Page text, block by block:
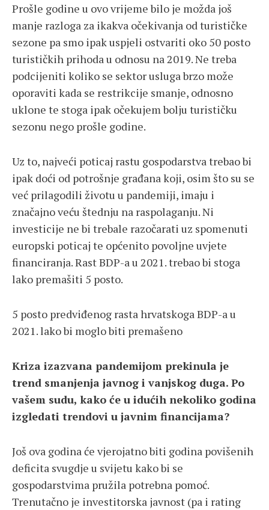
Prošle godine u ovo vrijeme bilo je možda još
manje razloga za ikakva očekivanja od turističke
sezone pa smo ipak uspjeli ostvariti oko 50 posto
turističkih prihoda u odnosu na 2019. Ne treba
podcijeniti koliko se sektor usluga brzo može
oporaviti kada se restrikcije smanje, odnosno
uklone te stoga ipak očekujem bolju turističku
sezonu nego prošle godine.
Uz to, najveći poticaj rastu gospodarstva trebao bi
ipak doći od potrošnje građana koji, osim što su se
već prilagodili životu u pandemiji, imaju i
značajno veću štednju na raspolaganju. Ni
investicije ne bi trebale razočarati uz spomenuti
europski poticaj te općenito povoljne uvjete
financiranja. Rast BDP-a u 2021. trebao bi stoga
lako premašiti 5 posto.
5 posto predviđenog rasta hrvatskoga BDP-a u
2021. lako bi moglo biti premašeno
Kriza izazvana pandemijom prekinula je
trend smanjenja javnog i vanjskog duga. Po
vašem sudu, kako će u idućih nekoliko godina
izgledati trendovi u javnim financijama?
Još ova godina će vjerojatno biti godina povišenih
deficita svugdje u svijetu kako bi se
gospodarstvima pružila potrebna pomoć.
Trenutačno je investitorska javnost (pa i rating